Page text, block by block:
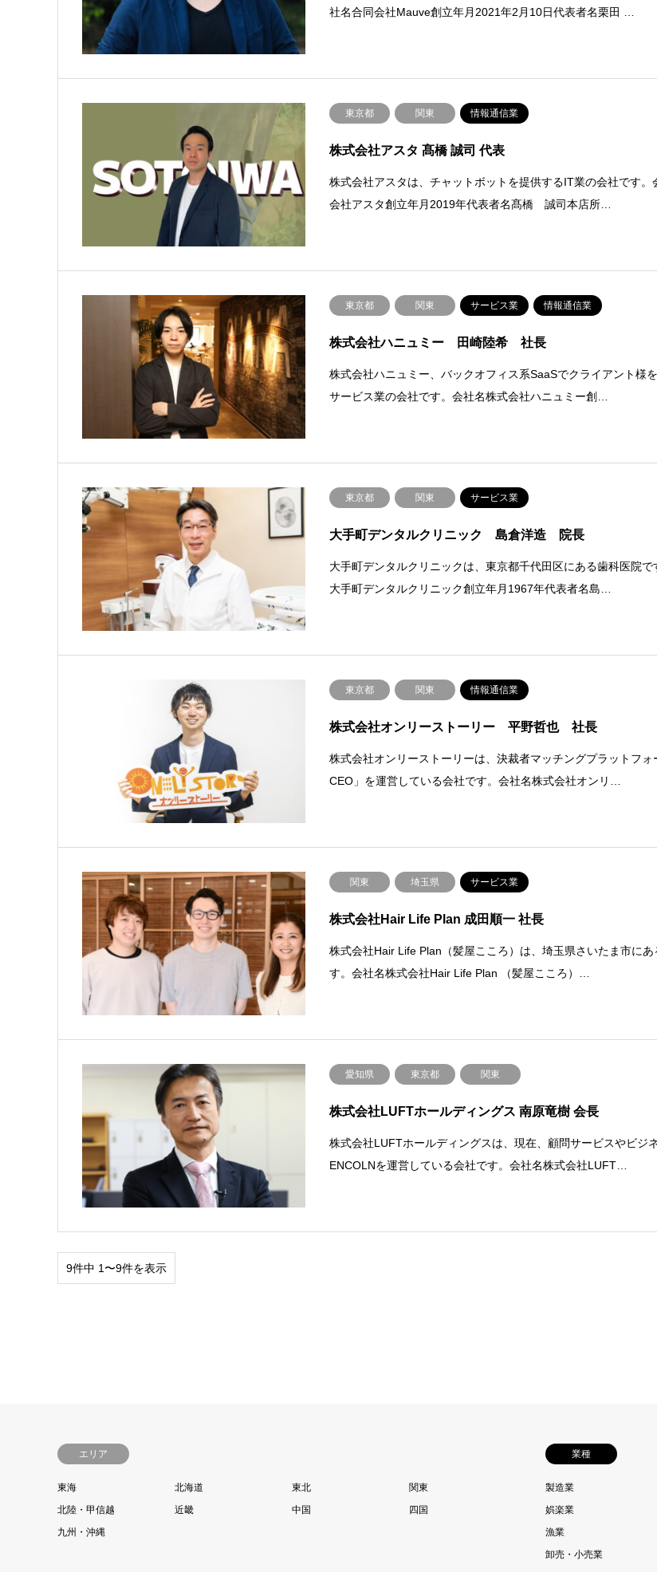
社名合同会社Mauve創立年月2021年2月10日代表者名栗田 …
東京都 関東 情報通信業
株式会社アスタ 髙橋 誠司 代表
株式会社アスタは、チャットボットを提供するIT業の会社です。
会社アスタ創立年月2019年代表者名髙橋 誠司本店所…
東京都 関東 サービス業 情報通信業
株式会社ハニュミー 田崎陸希 社長
株式会社ハニュミー、バックオフィス系SaaSでクライアント様
サービス業の会社です。会社名株式会社ハニュミー創…
東京都 関東 サービス業
大手町デンタルクリニック 島倉洋造 院長
大手町デンタルクリニックは、東京都千代田区にある歯科医院で
大手町デンタルクリニック創立年月1967年代表者名島…
東京都 関東 情報通信業
株式会社オンリーストーリー 平野哲也 社長
株式会社オンリーストーリーは、決裁者マッチングプラットフォ
CEO」を運営している会社です。会社名株式会社オンリ…
関東 埼玉県 サービス業
株式会社Hair Life Plan 成田順一 社長
株式会社Hair Life Plan（髪屋こころ）は、埼玉県さいたま市にあ
す。会社名株式会社Hair Life Plan （髪屋こころ）…
愛知県 東京都 関東
株式会社LUFTホールディングス 南原竜樹 会長
株式会社LUFTホールディングスは、現在、顧問サービスやビジ
ENCOLNを運営している会社です。会社名株式会社LUFT…
9件中 1〜9件を表示
エリア
東海 北海道 東北
関東
北陸・甲信越
近畿 中国
四国
九州・沖縄
業種
製造業
娯楽業
漁業
卸売・小売業